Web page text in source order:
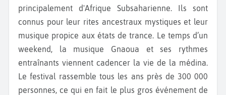
principalement d'Afrique Subsaharienne. Ils sont
connus pour leur rites ancestraux mystiques et leur
musique propice aux états de trance. Le temps d’un
weekend, la musique Gnaoua et ses rythmes
entraînants viennent cadencer la vie de la médina.
Le festival rassemble tous les ans près de 300 000
personnes, ce qui en fait le plus gros événement de